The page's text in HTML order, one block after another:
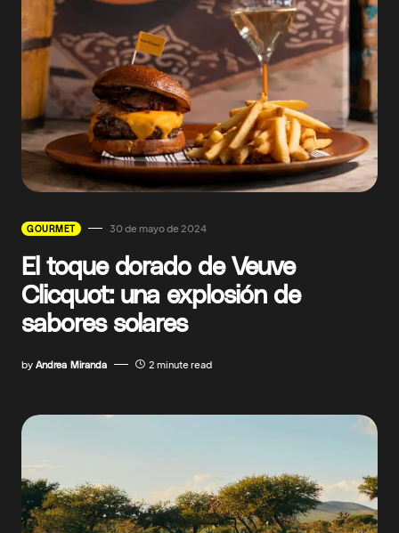
GOURMET 30 de mayo de 2024
El toque dorado de Veuve
Clicquot: una explosión de
sabores solares
by Andrea Miranda 2 minute read